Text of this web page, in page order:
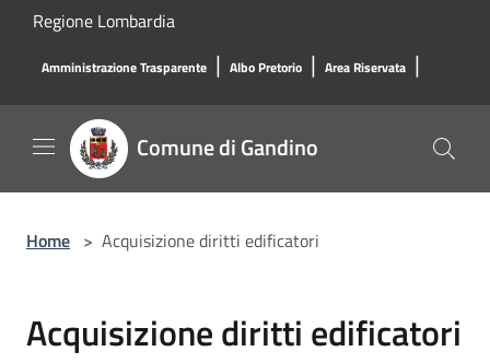
Salta al contenuto principale
Regione Lombardia
Amministrazione Trasparente | Albo Pretorio | Area Riservata |
Comune di Gandino
Home > Acquisizione diritti edificatori
Acquisizione diritti edificatori